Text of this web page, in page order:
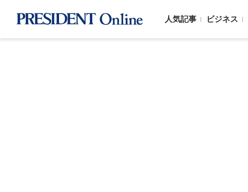
人気記事 ビジネス